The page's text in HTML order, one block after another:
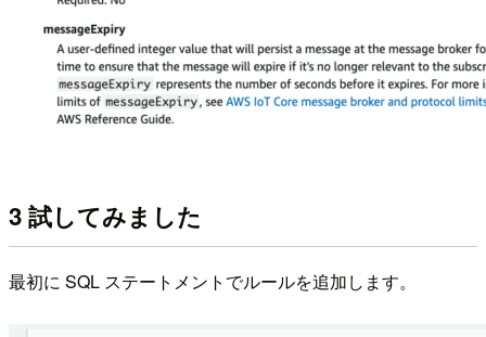
3 試してみました
最初に SQL ステートメントでルールを追加します。